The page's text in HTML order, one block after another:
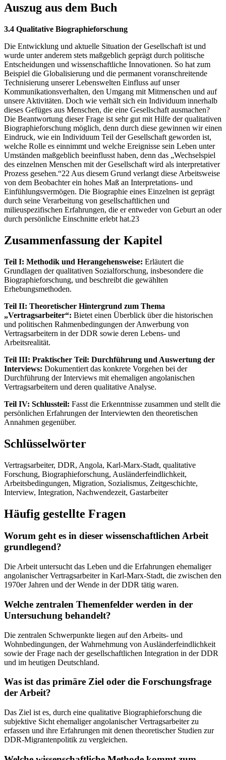
Auszug aus dem Buch
3.4 Qualitative Biographieforschung
Die Entwicklung und aktuelle Situation der Gesellschaft ist und
wurde unter anderem stets maßgeblich geprägt durch politische
Entscheidungen und wissenschaftliche Innovationen. So hat zum
Beispiel die Globalisierung und die permanent voranschreitende
Technisierung unserer Lebenswelten Einfluss auf unser
Kommunikationsverhalten, den Umgang mit Mitmenschen und auf
unsere Aktivitäten. Doch wie verhält sich ein Individuum innerhalb
dieses Gefüges aus Menschen, die eine Gesellschaft ausmachen?
Die Beantwortung dieser Frage ist sehr gut mit Hilfe der qualitativen
Biographieforschung möglich, denn durch diese gewinnen wir einen
Eindruck, wie ein Individuum Teil der Gesellschaft geworden ist,
welche Rolle es einnimmt und welche Ereignisse sein Leben unter
Umständen maßgeblich beeinflusst haben, denn das „Wechselspiel
des einzelnen Menschen mit der Gesellschaft wird als interpretativer
Prozess gesehen.“22 Aus diesem Grund verlangt diese Arbeitsweise
von dem Beobachter ein hohes Maß an Interpretations- und
Einfühlungsvermögen. Die Biographie eines Einzelnen ist geprägt
durch seine Verarbeitung von gesellschaftlichen und
milieuspezifischen Erfahrungen, die er entweder von Geburt an oder
durch persönliche Einschnitte erlebt hat.23
Zusammenfassung der Kapitel
Teil I: Methodik und Herangehensweise: Erläutert die
Grundlagen der qualitativen Sozialforschung, insbesondere die
Biographieforschung, und beschreibt die gewählten
Erhebungsmethoden.
Teil II: Theoretischer Hintergrund zum Thema
„Vertragsarbeiter“: Bietet einen Überblick über die historischen
und politischen Rahmenbedingungen der Anwerbung von
Vertragsarbeitern in der DDR sowie deren Lebens- und
Arbeitsrealität.
Teil III: Praktischer Teil: Durchführung und Auswertung der
Interviews: Dokumentiert das konkrete Vorgehen bei der
Durchführung der Interviews mit ehemaligen angolanischen
Vertragsarbeitern und deren qualitative Analyse.
Teil IV: Schlussteil: Fasst die Erkenntnisse zusammen und stellt die
persönlichen Erfahrungen der Interviewten den theoretischen
Annahmen gegenüber.
Schlüsselwörter
Vertragsarbeiter, DDR, Angola, Karl-Marx-Stadt, qualitative
Forschung, Biographieforschung, Ausländerfeindlichkeit,
Arbeitsbedingungen, Migration, Sozialismus, Zeitgeschichte,
Interview, Integration, Nachwendezeit, Gastarbeiter
Häufig gestellte Fragen
Worum geht es in dieser wissenschaftlichen Arbeit
grundlegend?
Die Arbeit untersucht das Leben und die Erfahrungen ehemaliger
angolanischer Vertragsarbeiter in Karl-Marx-Stadt, die zwischen den
1970er Jahren und der Wende in der DDR tätig waren.
Welche zentralen Themenfelder werden in der
Untersuchung behandelt?
Die zentralen Schwerpunkte liegen auf den Arbeits- und
Wohnbedingungen, der Wahrnehmung von Ausländerfeindlichkeit
sowie der Frage nach der gesellschaftlichen Integration in der DDR
und im heutigen Deutschland.
Was ist das primäre Ziel oder die Forschungsfrage
der Arbeit?
Das Ziel ist es, durch eine qualitative Biographieforschung die
subjektive Sicht ehemaliger angolanischer Vertragsarbeiter zu
erfassen und ihre Erfahrungen mit denen theoretischer Studien zur
DDR-Migrantenpolitik zu vergleichen.